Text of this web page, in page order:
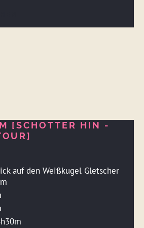
[SCHOTTER HIN -
auf den Weißkugel Gletscher